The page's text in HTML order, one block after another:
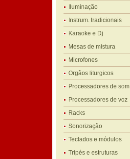
Iluminação
Instrum. tradicionais
Karaoke e Dj
Mesas de mistura
Microfones
Orgãos liturgicos
Processadores de som
Processadores de voz
Racks
Sonorização
Teclados e módulos
Tripés e estruturas